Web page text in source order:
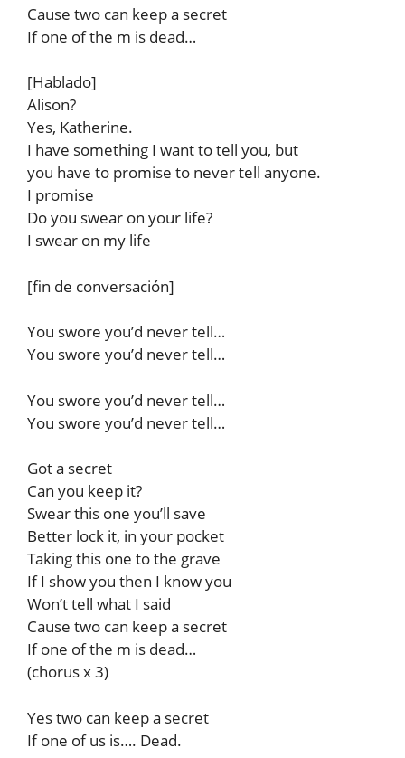
Cause two can keep a secret
If one of the m is dead…
[Hablado]
Alison?
Yes, Katherine.
I have something I want to tell you, but
you have to promise to never tell anyone.
I promise
Do you swear on your life?
I swear on my life
[fin de conversación]
You swore you’d never tell…
You swore you’d never tell…
You swore you’d never tell…
You swore you’d never tell…
Got a secret
Can you keep it?
Swear this one you’ll save
Better lock it, in your pocket
Taking this one to the grave
If I show you then I know you
Won’t tell what I said
Cause two can keep a secret
If one of the m is dead…
(chorus x 3)
Yes two can keep a secret
If one of us is…. Dead.